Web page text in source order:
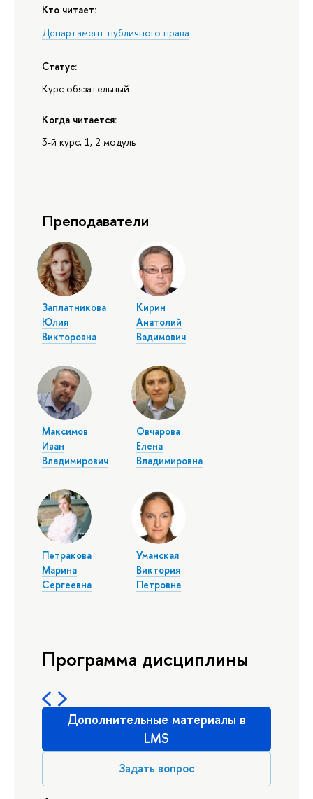
Кто читает:
Департамент публичного права
Статус:
Курс обязательный
Когда читается:
3-й курс, 1, 2 модуль
Преподаватели
Заплатникова
Юлия
Викторовна
Кирин
Анатолий
Вадимович
Максимов
Иван
Владимирович
Овчарова
Елена
Владимировна
Петракова
Марина
Сергеевна
Уманская
Виктория
Петровна
Программа дисциплины
Дополнительные материалы в
LMS
Задать вопрос